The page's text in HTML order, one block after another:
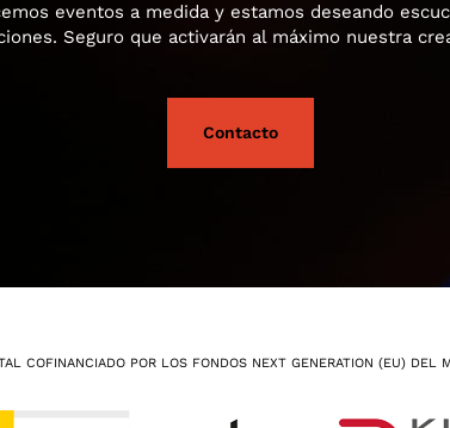
eventos a medida y estamos deseando
Seguro que activarán al máximo nuestra
Contacto
COFINANCIADO POR LOS FONDOS NEXT GENERATION (EU) DEL